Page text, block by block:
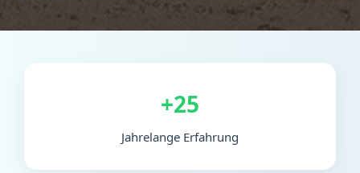
+25
Jahrelange Erfahrung